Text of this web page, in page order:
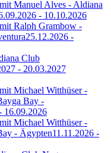
Manuel Alves - Aldiana
- 10.10.2026
Ralph Grambow -
25.12.2026 -
Club
- 20.03.2027
Michael Witthüser -
Bay -
16.09.2026
Michael Witthüser -
- Ägypten11.11.2026 -